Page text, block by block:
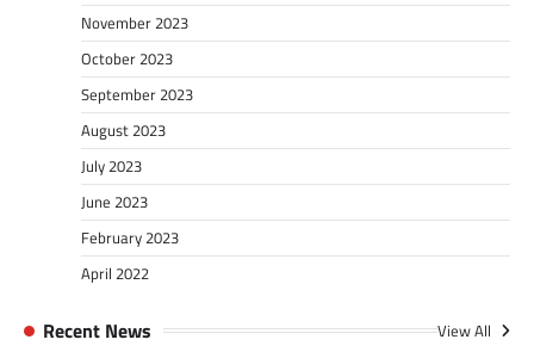
November 2023
October 2023
September 2023
August 2023
July 2023
June 2023
February 2023
April 2022
Recent News View All